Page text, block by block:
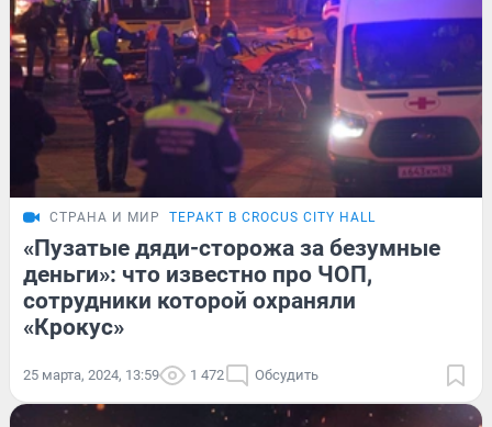
СТРАНА И МИР ТЕРАКТ В CROCUS CITY HALL
«Пузатые дяди-сторожа за безумные
деньги»: что известно про ЧОП,
сотрудники которой охраняли
«Крокус»
25 марта, 2024, 13:59 1 472 Обсудить